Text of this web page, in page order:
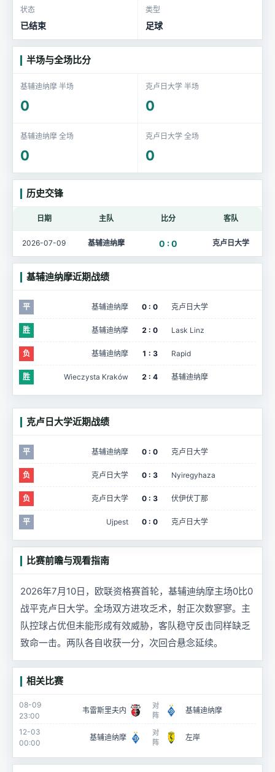
状态
已结束
类型
足球
半场与全场比分
基辅迪纳摩 半场
0
克卢日大学 半场
0
基辅迪纳摩 全场
0
克卢日大学 全场
0
历史交锋
日期 主队 比分 客队
2026-07-09 基辅迪纳摩 0 : 0 克卢日大学
基辅迪纳摩近期战绩
平 基辅迪纳摩 0 : 0 克卢日大学
胜 基辅迪纳摩 2 : 0 Lask Linz
负 基辅迪纳摩 1 : 3 Rapid
胜 Wieczysta Kraków 2 : 4 基辅迪纳摩
克卢日大学近期战绩
平 基辅迪纳摩 0 : 0 克卢日大学
负 克卢日大学 0 : 3 Nyiregyhaza
负 克卢日大学 0 : 3 伏伊伏丁那
平 Ujpest 0 : 0 克卢日大学
比赛前瞻与观看指南
2026年7月10日，欧联资格赛首轮，基辅迪纳摩主场0比0
战平克卢日大学。全场双方进攻乏术，射正次数寥寥。主
队控球占优但未能形成有效威胁，客队稳守反击同样缺乏
致命一击。两队各自收获一分，次回合悬念延续。
相关比赛
08-09
23:00
韦雷斯里夫内
对
阵
基辅迪纳摩
12-03
00:00
基辅迪纳摩
对
阵
左岸